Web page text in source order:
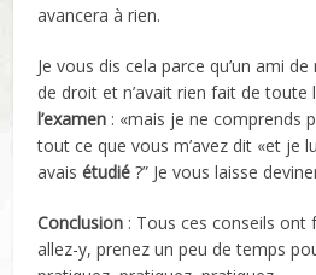
avancera à rien.
Je vous dis cela parce qu’un ami
de droit et n’avait rien fait de toute
l’examen : «mais je ne comprends
tout ce que vous m’avez dit «et je
avaisétudié ?” Je vous laisse
Conclusion : Tous ces conseils ont
allez-y, prenez un peu de temps